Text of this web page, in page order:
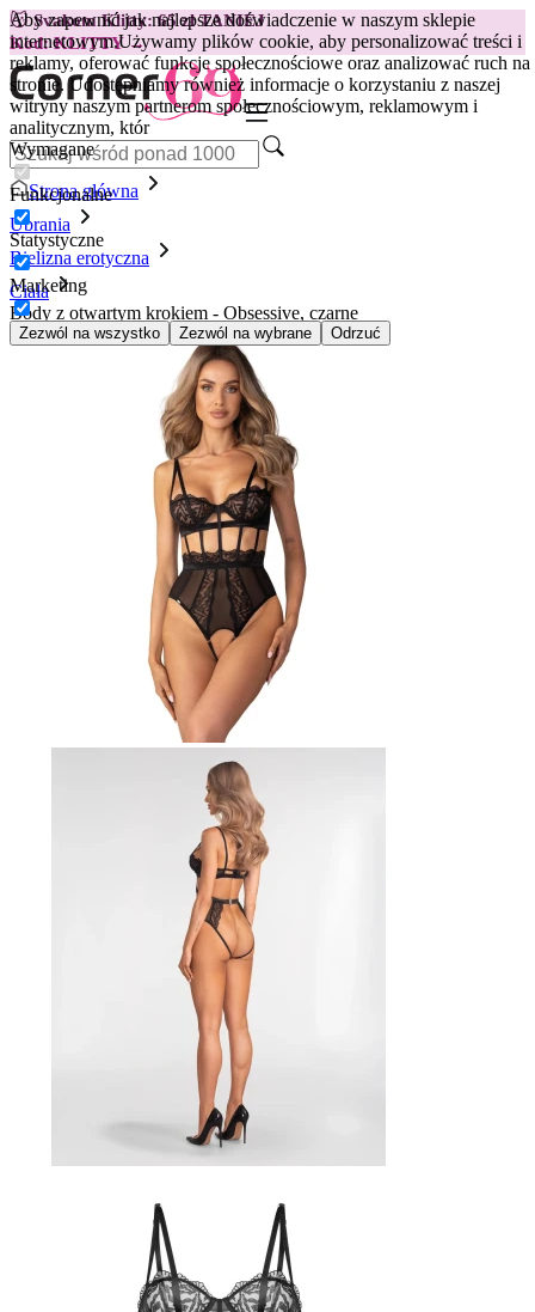
Aby zapewnić jak najlepsze doświadczenie w naszym sklepie
internetowym.Używamy plików cookie, aby personalizować treści i
reklamy, oferować funkcje społecznościowe oraz analizować ruch na
stronie. Udostępniamy również informacje o korzystaniu z naszej
witryny naszym partnerom społecznościowym, reklamowym i
analitycznym, któr
Wymagane
Funkcjonalne
Statystyczne
Marketing
Zezwól na wszystko Zezwól na wybrane Odrzuć
😽Svakom Klitty: 65 zł TANIEJ
Kod: KLITTY →
Strona główna
Ubrania
Bielizna erotyczna
Ciała
Body z otwartym krokiem - Obsessive, czarne